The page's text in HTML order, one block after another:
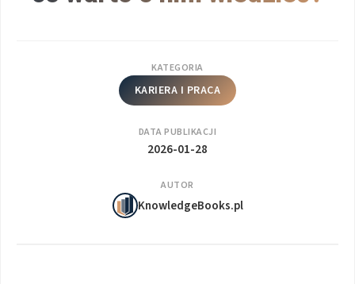
KATEGORIA
KARIERA I PRACA
DATA PUBLIKACJI
2026-01-28
AUTOR
KnowledgeBooks.pl